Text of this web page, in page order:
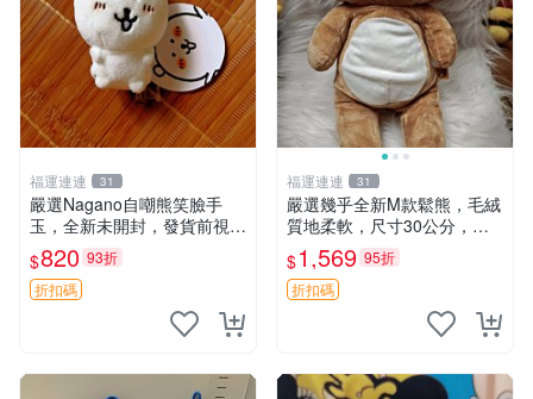
福運連連 31
嚴選Nagano自嘲熊笑臉手
玉，全新未開封，發貨前視頻
確認，海南 廣西 貴州 嚴選N
agano自嘲熊笑臉手玉，全新
未開封，發貨前視頻確認，四
$820 93折
折扣碼
福運連連 31
嚴選幾乎全新M款鬆熊，毛絨
質地柔軟，尺寸30公分，做
工精緻可愛，適合收藏或贈送
親友。中古使用痕跡，手感依
然優良。 鬆熊 嬰熊 毛玩偶
$1,569 95折
折扣碼